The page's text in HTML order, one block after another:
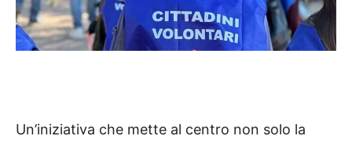
Un’iniziativa che mette al centro non solo la